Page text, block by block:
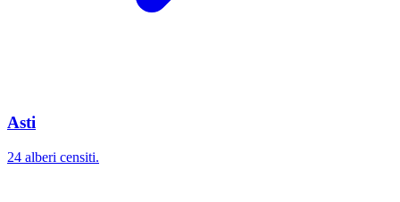
Asti
24 alberi censiti.